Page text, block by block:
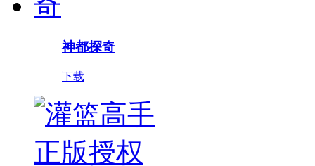
神都探奇
下载